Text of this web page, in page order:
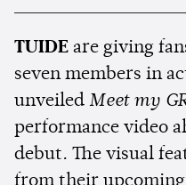
TUIDE are giving
seven members in
unveiled Meet my
performance video
debut. The visual